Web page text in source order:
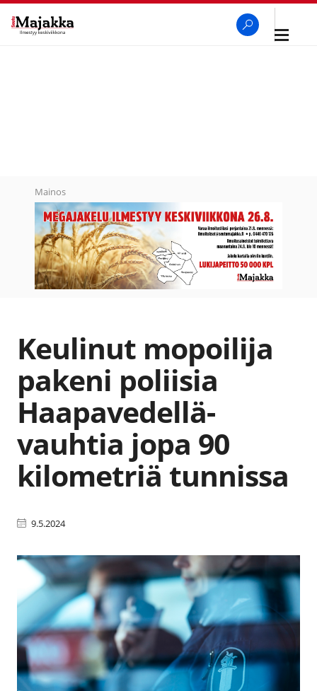
Avaa
Mainos
Keulinut mopoilija
pakeni poliisia
Haapavedellä-
vauhtia jopa 90
kilometriä tunnissa
9.5.2024